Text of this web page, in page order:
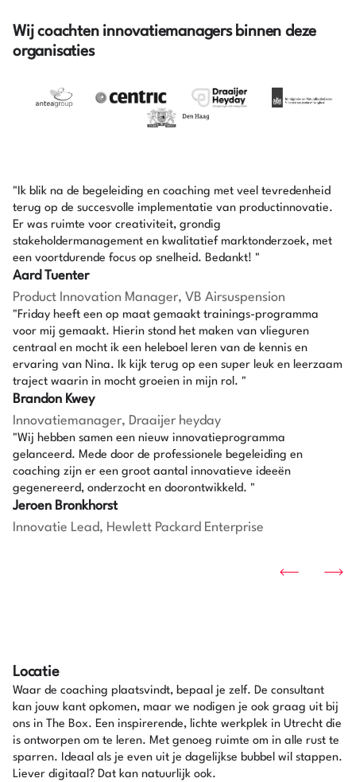
Wij coachten innovatiemanagers binnen deze
organisaties
"Ik blik na de begeleiding en coaching met veel tevredenheid
terug op de succesvolle implementatie van productinnovatie.
Er was ruimte voor creativiteit, grondig
stakeholdermanagement en kwalitatief marktonderzoek, met
een voortdurende focus op snelheid. Bedankt! "
Aard Tuenter
Product Innovation Manager, VB Airsuspension
"Friday heeft een op maat gemaakt trainings-programma
voor mij gemaakt. Hierin stond het maken van vlieguren
centraal en mocht ik een heleboel leren van de kennis en
ervaring van Nina. Ik kijk terug op een super leuk en leerzaam
traject waarin in mocht groeien in mijn rol. "
Brandon Kwey
Innovatiemanager, Draaijer heyday
"Wij hebben samen een nieuw innovatieprogramma
gelanceerd. Mede door de professionele begeleiding en
coaching zijn er een groot aantal innovatieve ideeën
gegenereerd, onderzocht en doorontwikkeld. "
Jeroen Bronkhorst
Innovatie Lead, Hewlett Packard Enterprise
Locatie
Waar de coaching plaatsvindt, bepaal je zelf. De consultant
kan jouw kant opkomen, maar we nodigen je ook graag uit bij
ons in The Box. Een inspirerende, lichte werkplek in Utrecht die
is ontworpen om te leren. Met genoeg ruimte om in alle rust te
sparren. Ideaal als je even uit je dagelijkse bubbel wil stappen.
Liever digitaal? Dat kan natuurlijk ook.